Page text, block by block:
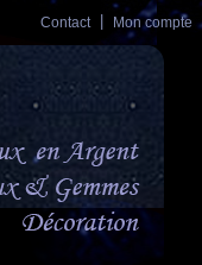
Contact Mon compte